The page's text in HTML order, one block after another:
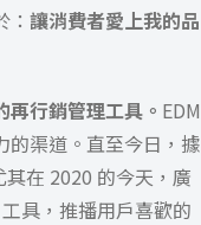
讓消費者愛上我的品
再行銷管理工具。 EDM
的渠道。直至今日，據
在 2020 的今天，廣
具，推播用戶喜歡的